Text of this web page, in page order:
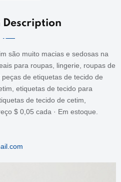
Description
são muito macias e sedosas na
para roupas, lingerie, roupas de
de etiquetas de tecido de
etiquetas de tecido para
de tecido de cetim,
$ 0,05 cada · Em estoque.